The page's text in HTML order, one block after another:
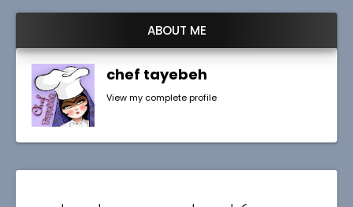
ABOUT ME
chef tayebeh
View my complete profile